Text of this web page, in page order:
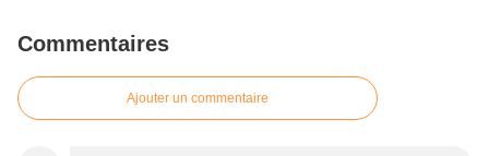
Commentaires
Ajouter un commentaire